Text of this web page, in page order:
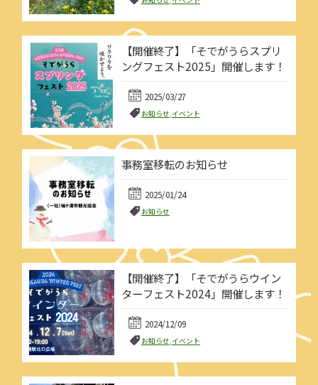
【開催終了】「そでがうらスプリ
ングフェスト2025」開催します！
2025/03/27
お知らせ,イベント
事務室移転のお知らせ
2025/01/24
お知らせ
【開催終了】「そでがうらウイン
ターフェスト2024」開催します！
2024/12/09
お知らせ,イベント